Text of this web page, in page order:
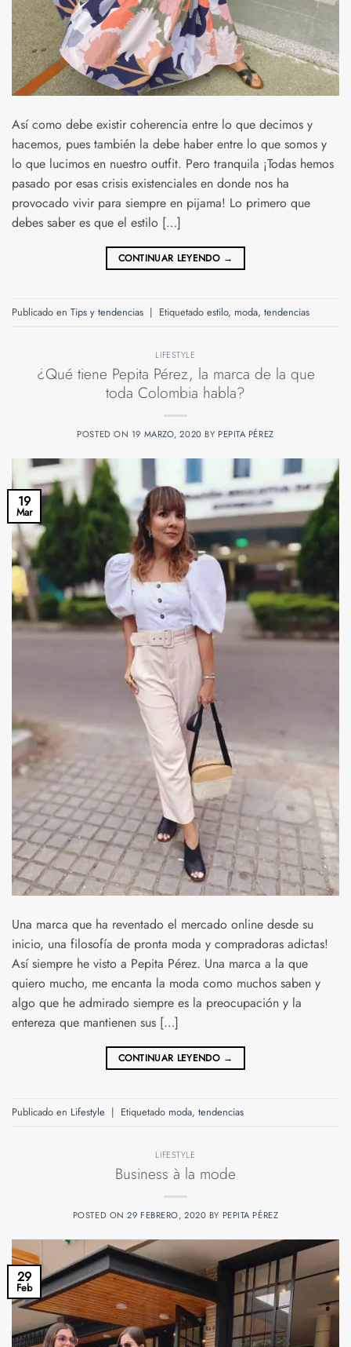
Así como debe existir coherencia entre lo que decimos y
hacemos, pues también la debe haber entre lo que somos y
lo que lucimos en nuestro outfit. Pero tranquila ¡Todas hemos
pasado por esas crisis existenciales en donde nos ha
provocado vivir para siempre en pijama! Lo primero que
debes saber es que el estilo […]
CONTINUAR LEYENDO →
Publicado en Tips y tendencias | Etiquetado estilo, moda, tendencias
LIFESTYLE
¿Qué tiene Pepita Pérez, la marca de la que
toda Colombia habla?
POSTED ON 19 MARZO, 2020 BY PEPITA PÉREZ
19
Mar
Una marca que ha reventado el mercado online desde su
inicio, una filosofía de pronta moda y compradoras adictas!
Así siempre he visto a Pepita Pérez. Una marca a la que
quiero mucho, me encanta la moda como muchos saben y
algo que he admirado siempre es la preocupación y la
entereza que mantienen sus […]
CONTINUAR LEYENDO →
Publicado en Lifestyle | Etiquetado moda, tendencias
LIFESTYLE
Business à la mode
POSTED ON29 FEBRERO, 2020 BY PEPITA PÉREZ
29
Feb